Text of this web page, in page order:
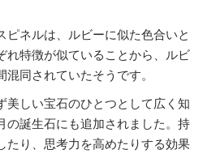
ネルは、ルビーに似た色合いと
れ特徴が似ていることから、ルビ
同されていたそうです。
美しい宝石のひとつとして広く知
の誕生石にも追加されました。持
たり、思考力を高めたりする効果